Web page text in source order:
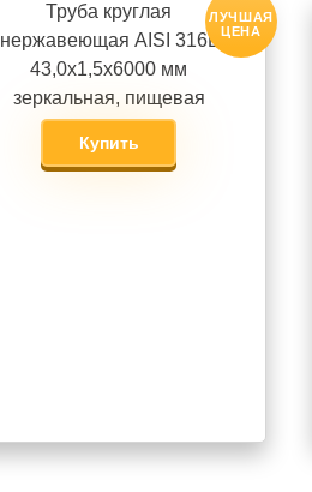
Труба круглая
нержавеющая AISI 316L
43,0х1,5х6000 мм
зеркальная, пищевая
Купить
ЛУЧШАЯ
ЦЕНА